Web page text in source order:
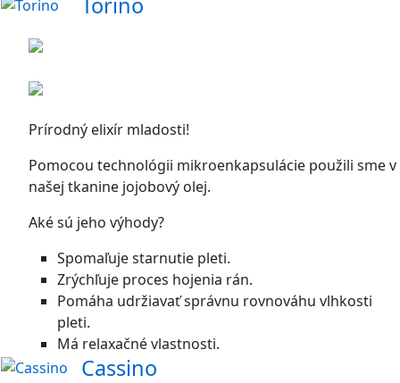
Prírodný elixír mladosti!
Pomocou technológii mikroenkapsulácie použili sme v
našej tkanine jojobový olej.
Aké sú jeho výhody?
Spomaľuje starnutie pleti.
Zrýchľuje proces hojenia rán.
Pomáha udržiavať správnu rovnováhu vlhkosti
pleti.
Má relaxačné vlastnosti.
Cassino